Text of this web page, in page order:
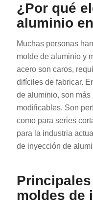
¿Por qué
aluminio
Muchas personas
molde de aluminio y
acero son caros,
difíciles de fabricar.
de aluminio, son
modificables. Son
como para series
para la industria
de inyección de
moldes de